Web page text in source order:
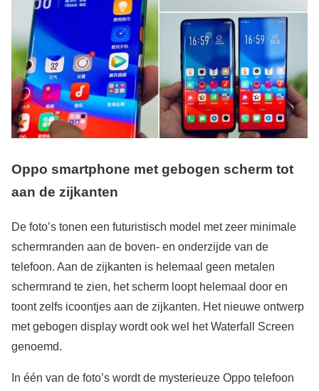
Oppo smartphone met gebogen scherm tot
aan de zijkanten
De foto’s tonen een futuristisch model met zeer minimale
schermranden aan de boven- en onderzijde van de
telefoon. Aan de zijkanten is helemaal geen metalen
schermrand te zien, het scherm loopt helemaal door en
toont zelfs icoontjes aan de zijkanten. Het nieuwe ontwerp
met gebogen display wordt ook wel het Waterfall Screen
genoemd.
In één van de foto’s wordt de mysterieuze Oppo telefoon